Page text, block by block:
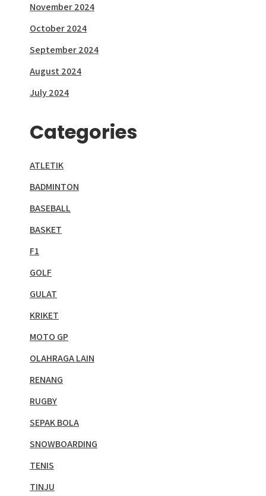
November 2024
October 2024
September 2024
August 2024
July 2024
Categories
ATLETIK
BADMINTON
BASEBALL
BASKET
F1
GOLF
GULAT
KRIKET
MOTO GP
OLAHRAGA LAIN
RENANG
RUGBY
SEPAK BOLA
SNOWBOARDING
TENIS
TINJU